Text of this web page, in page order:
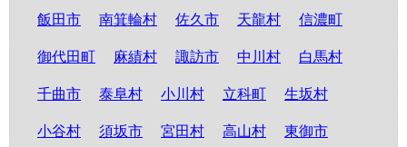
飯田市 南箕輪村 佐久市 天龍村 信濃町
御代田町 麻績村 諏訪市 中川村 白馬村
千曲市 泰阜村 小川村 立科町 生坂村
小谷村 須坂市 宮田村 高山村 東御市